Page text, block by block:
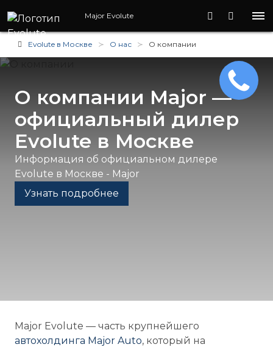
Major Evolute
Evolute в Москве О нас О компании
О компании Major —
официальный дилер
Evolute в Москве
Информация об официальном дилере
Evolute в Москве - Major
Узнать подробнее
Major Evolute — часть крупнейшего
автохолдинга Major Auto, который на